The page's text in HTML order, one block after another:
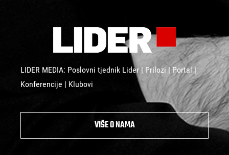
LIDER MEDIA: Poslovni tjednik Lider | Prilozi | Portal |
Konferencije | Klubovi
VIŠE O NAMA